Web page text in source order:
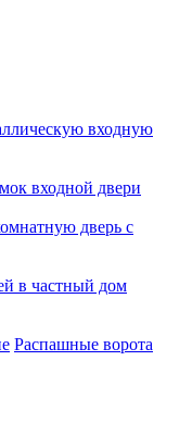
входную
входной двери
дверь с
в частный дом
Распашные ворота